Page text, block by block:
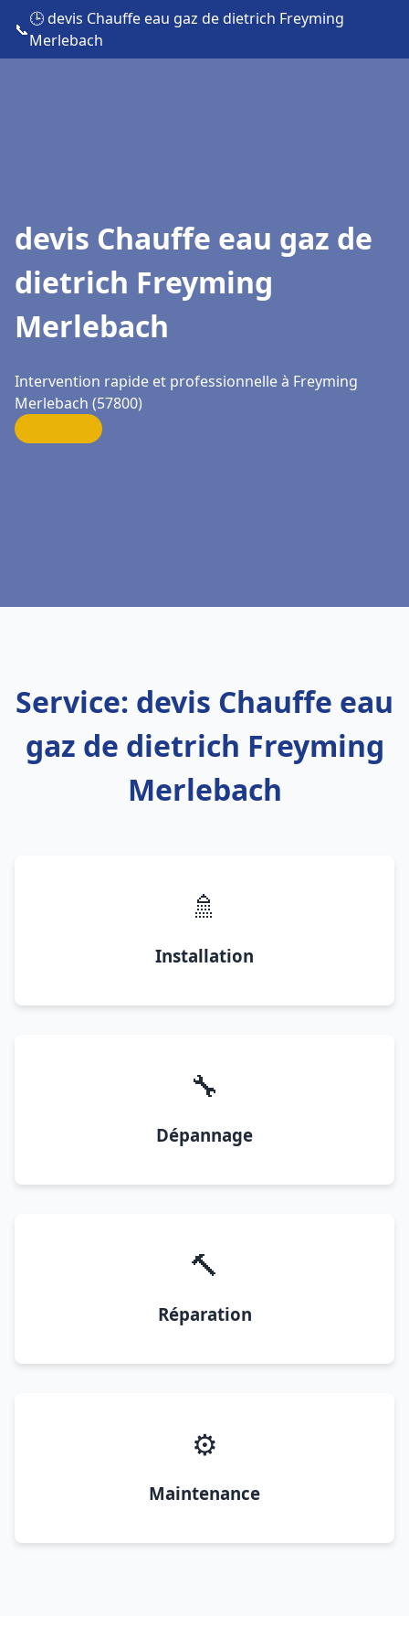
📞
🕒 devis Chauffe eau gaz de dietrich Freyming
Merlebach
devis Chauffe eau gaz de
dietrich Freyming
Merlebach
Intervention rapide et professionnelle à Freyming
Merlebach (57800)
Service: devis Chauffe eau
gaz de dietrich Freyming
Merlebach
🚿
Installation
🔧
Dépannage
🔨
Réparation
⚙️
Maintenance